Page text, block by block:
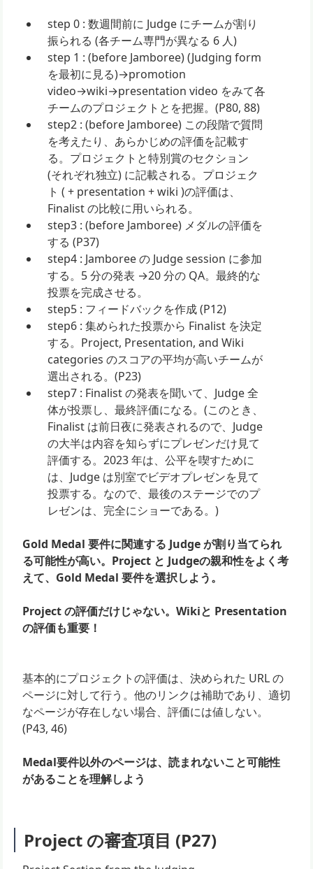
step 0 : 数週間前に Judge にチームが割り
振られる (各チーム専門が異なる 6 人)
step 1 : (before Jamboree) (Judging form
を最初に見る)→promotion
video→wiki→presentation video をみて各
チームのプロジェクトとを把握。(P80, 88)
step2 : (before Jamboree) この段階で質問
を考えたり、あらかじめの評価を記載す
る。プロジェクトと特別賞のセクション
(それぞれ独立) に記載される。プロジェク
ト ( + presentation + wiki )の評価は、
Finalist の比較に用いられる。
step3 : (before Jamboree) メダルの評価を
する (P37)
step4 : Jamboree の Judge session に参加
する。5 分の発表 →20 分の QA。最終的な
投票を完成させる。
step5 : フィードバックを作成 (P12)
step6 : 集められた投票から Finalist を決定
する。Project, Presentation, and Wiki
categories のスコアの平均が高いチームが
選出される。(P23)
step7 : Finalist の発表を聞いて、Judge 全
体が投票し、最終評価になる。(このとき、
Finalist は前日夜に発表されるので、Judge
の大半は内容を知らずにプレゼンだけ見て
評価する。2023 年は、公平を喫すために
は、Judge は別室でビデオプレゼンを見て
投票する。なので、最後のステージでのプ
レゼンは、完全にショーである。)
Gold Medal 要件に関連する Judge が割り当てられ
る可能性が高い。Project と Judgeの親和性をよく考
えて、Gold Medal 要件を選択しよう。
Project の評価だけじゃない。Wikiと Presentation
の評価も重要！
基本的にプロジェクトの評価は、決められた URL の
ページに対して行う。他のリンクは補助であり、適切
なページが存在しない場合、評価には値しない。
(P43, 46)
Medal要件以外のページは、読まれないこと可能性
があることを理解しよう
Project の審査項目 (P27)